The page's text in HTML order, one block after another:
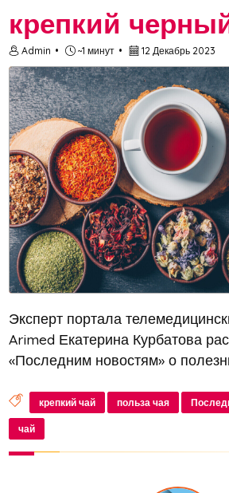
крепкий
Admin ~1 минут 12 Декабрь 2023
Эксперт портала
Arimed Екатерина Курбатова
«Последним новостям» о
крепкий чай польза чая
чай